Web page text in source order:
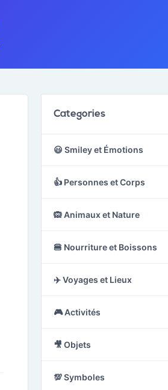
Categories
😃 Smiley et Émotions
👍 Personnes et Corps
🙉 Animaux et Nature
🍔 Nourriture et Boissons
✈️ Voyages et Lieux
🎮 Activités
🎥 Objets
💯 Symboles